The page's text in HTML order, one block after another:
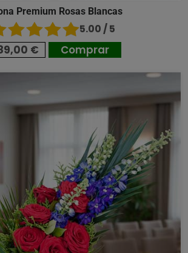
Premium Rosas Blancas
5.00 / 5
€ Comprar